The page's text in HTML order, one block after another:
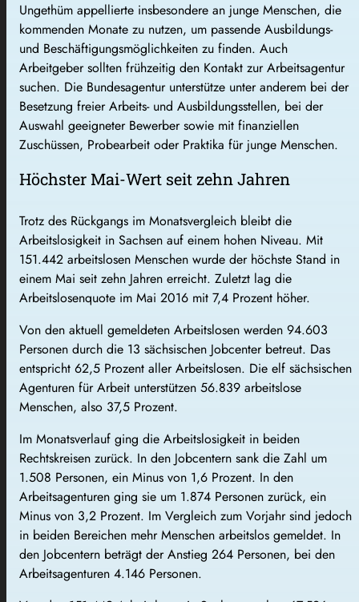
Ungethüm appellierte insbesondere an junge Menschen, die
kommenden Monate zu nutzen, um passende Ausbildungs-
und Beschäftigungsmöglichkeiten zu finden. Auch
Arbeitgeber sollten frühzeitig den Kontakt zur Arbeitsagentur
suchen. Die Bundesagentur unterstütze unter anderem bei der
Besetzung freier Arbeits- und Ausbildungsstellen, bei der
Auswahl geeigneter Bewerber sowie mit finanziellen
Zuschüssen, Probearbeit oder Praktika für junge Menschen.
Höchster Mai-Wert seit zehn Jahren
Trotz des Rückgangs im Monatsvergleich bleibt die
Arbeitslosigkeit in Sachsen auf einem hohen Niveau. Mit
151.442 arbeitslosen Menschen wurde der höchste Stand in
einem Mai seit zehn Jahren erreicht. Zuletzt lag die
Arbeitslosenquote im Mai 2016 mit 7,4 Prozent höher.
Von den aktuell gemeldeten Arbeitslosen werden 94.603
Personen durch die 13 sächsischen Jobcenter betreut. Das
entspricht 62,5 Prozent aller Arbeitslosen. Die elf sächsischen
Agenturen für Arbeit unterstützen 56.839 arbeitslose
Menschen, also 37,5 Prozent.
Im Monatsverlauf ging die Arbeitslosigkeit in beiden
Rechtskreisen zurück. In den Jobcentern sank die Zahl um
1.508 Personen, ein Minus von 1,6 Prozent. In den
Arbeitsagenturen ging sie um 1.874 Personen zurück, ein
Minus von 3,2 Prozent. Im Vergleich zum Vorjahr sind jedoch
in beiden Bereichen mehr Menschen arbeitslos gemeldet. In
den Jobcentern beträgt der Anstieg 264 Personen, bei den
Arbeitsagenturen 4.146 Personen.